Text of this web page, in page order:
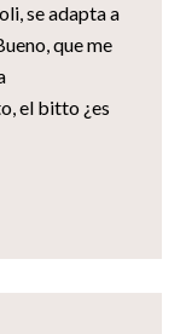
se adapta a
que me
el bitto ¿es